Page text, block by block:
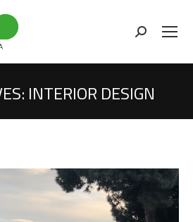
Cerca
INTERIOR DESIGN
You are here: